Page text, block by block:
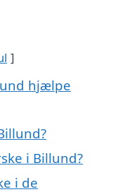
hjælpe
i Billund?
i de